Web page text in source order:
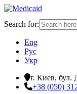
Search for:
Eng
Рус
Укр
г. Киев,
+38 (050)